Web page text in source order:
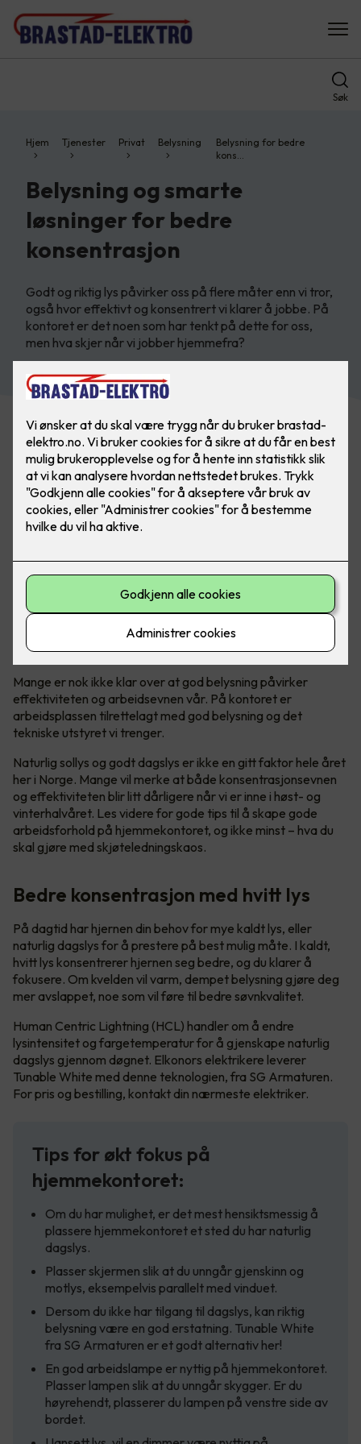
Søk
Hjem Tjenester Privat Belysning
Belysning for bedre
kons…
Belysning og smarte
løsninger for bedre
konsentrasjon
Godt og riktig lys påvirker oss på flere måter enn vi tror,
også hvor effektivt og konsentrert vi klarer å jobbe. På
kontoret er det noen som har tenkt på dette for oss,
men hva skjer når vi jobber hjemmefra?
Mange er nok ikke klar over at god belysning påvirker
effektiviteten og arbeidsevnen vår. På kontoret er
arbeidsplassen tilrettelagt med god belysning og det
tekniske utstyret vi trenger.
Naturlig sollys og godt dagslys er ikke en gitt faktor hele året
her i Norge. Mange vil merke at både konsentrasjonsevnen
og effektiviteten blir litt dårligere når vi er inne i høst- og
vinterhalvåret. Les videre for gode tips til å skape gode
arbeidsforhold på hjemmekontoret, og ikke minst – hva du
skal gjøre med skjøteledningskaos.
Bedre konsentrasjon med hvitt lys
På dagtid har hjernen din behov for mye kaldt lys, eller
naturlig dagslys for å prestere på best mulig måte. I kaldt,
hvitt lys konsentrerer hjernen seg bedre, og du klarer å
fokusere. Om kvelden vil varm, dempet belysning gjøre deg
mer avslappet, noe som vil føre til bedre søvnkvalitet.
Human Centric Lightning (HCL) handler om å endre
lysintensitet og fargetemperatur for å gjenskape naturlig
dagslys gjennom døgnet. Elkonors elektrikere leverer
Tunable White med denne teknologien, fra SG Armaturen.
For pris og bestilling, kontakt din nærmeste elektriker.
Tips for økt fokus på
hjemmekontoret:
Om du har mulighet, er det mest hensiktsmessig å
plassere hjemmekontoret et sted du har naturlig
dagslys.
Plasser skjermen slik at du unngår gjenskinn og
motlys, eksempelvis parallelt med vinduet.
Dersom du ikke har tilgang til dagslys, kan riktig
belysning være en god erstatning. Tunable White
fra SG Armaturen er et godt alternativ her!
En god arbeidslampe er nyttig på hjemmekontoret.
Plasser lampen slik at du unngår skygger. Er du
høyrehendt, plasserer du lampen på venstre side av
bordet.